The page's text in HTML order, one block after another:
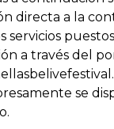
directa a la
servicios
a través del
se